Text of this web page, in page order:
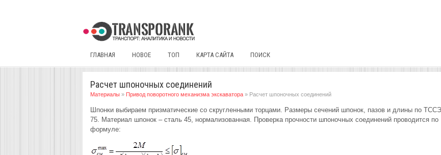
ГЛАВНАЯ НОВОЕ ТОП КАРТА САЙТА ПОИСК
Расчет шпоночных соединений
Материалы » Привод поворотного механизма экскаватора » Расчет шпоночных соединений
Шпонки выбираем призматические со скругленными торцами. Размеры сечений шпонок, пазов и длины по
75. Материал шпонок – сталь 45, нормализованная. Проверка прочности шпоночных соединений проводится по
формуле: